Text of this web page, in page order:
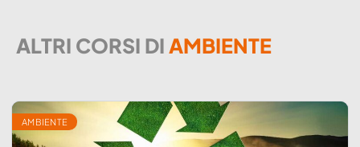
ALTRI CORSI DIAMBIENTE
AMBIENTE